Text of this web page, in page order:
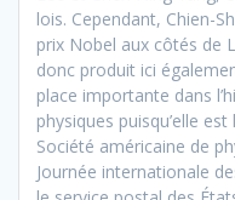
lois. Cependant, Chien-
prix Nobel aux côtés de
donc produit ici
place importante dans
physiques puisqu’elle
Société américaine de
Journée internationale